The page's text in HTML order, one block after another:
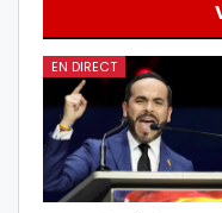
EN DIRECT